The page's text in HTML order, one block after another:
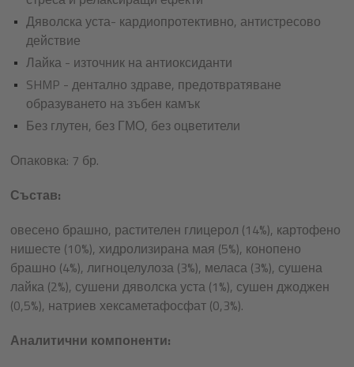
Дяволска уста- кардиопротективно, антистресово
действие
Лайка - източник на антиоксиданти
SHMP - дентално здраве, предотвратяване
образуването на зъбен камък
Без глутен, без ГМО, без оцветители
Опаковка: 7 бр.
Състав:
овесено брашно, растителен глицерол (14%), картофено
нишесте (10%), хидролизирана мая (5%), конопено
брашно (4%), лигноцелулоза (3%), меласа (3%), сушена
лайка (2%), сушени дяволска уста (1%), сушен джоджен
(0,5%), натриев хексаметафосфат (0,3%).
Аналитични компоненти: